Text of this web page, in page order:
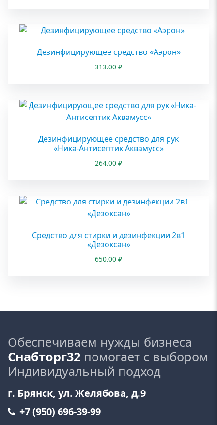
Дезинфицирующее средство «Аэрон»
313.00 ₽
Дезинфицирующее средство для рук
«Ника-Антисептик Аквамусс»
264.00 ₽
Средство для стирки и дезинфекции 2в1
«Дезоксан»
650.00 ₽
Обеспечиваем нужды бизнеса
Снабторг32 помогает с выбором
Индивидуальный подход
г. Брянск, ул. Желябова, д.9
+7 (950) 696-39-99